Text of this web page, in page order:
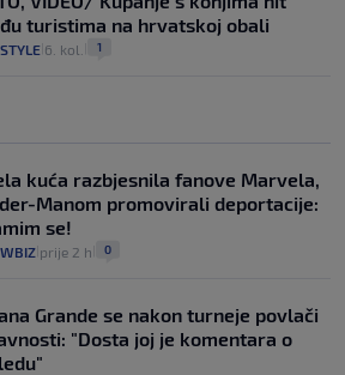
turistima na hrvatskoj obali
6. kol. 1
kuća razbjesnila fanove Marvela,
Manom promovirali deportacije:
se!
prije 2 h 0
Grande se nakon turneje povlači
"Dosta joj je komentara o